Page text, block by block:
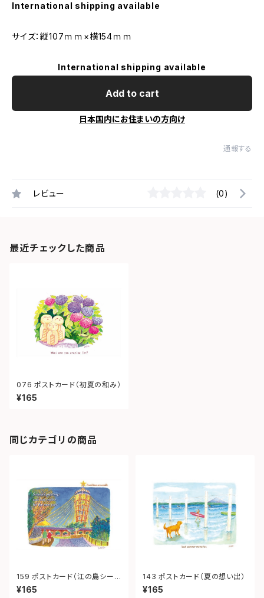
International shipping available
サイズ：縦107ｍｍ×横154ｍｍ
International shipping available
Add to cart
日本国内にお住まいの方向け
通報する
レビュー (0)
最近チェックした商品
076 ポストカード（初夏の和み）
¥165
同じカテゴリの商品
159 ポストカード（江の島シーキ
ャンドル）
¥165
143 ポストカード（夏の想い出）
¥165